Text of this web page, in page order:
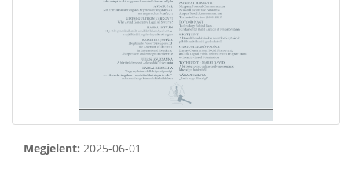
Megjelent: 2025-06-01